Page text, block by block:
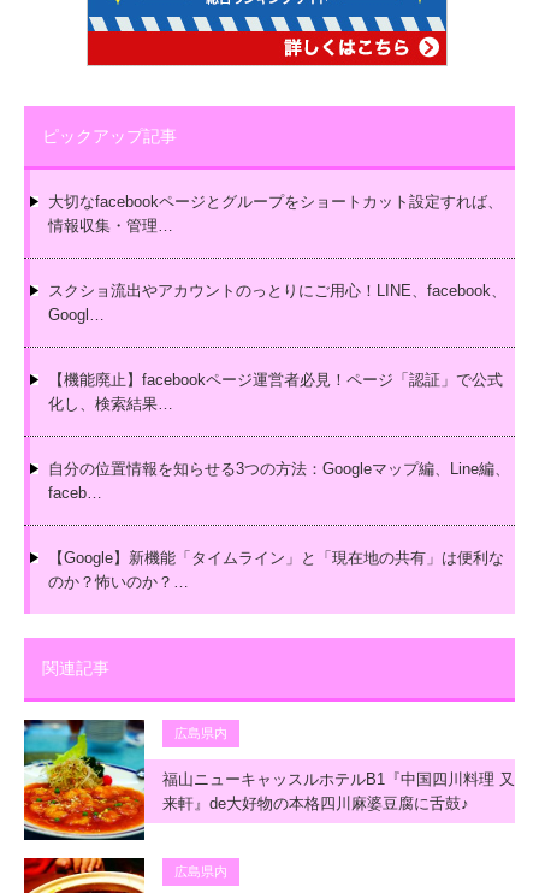
ピックアップ記事
大切なfacebookページとグループをショートカット設定すれば、
情報収集・管理…
スクショ流出やアカウントのっとりにご用心！LINE、facebook、
Googl…
【機能廃止】facebookページ運営者必見！ページ「認証」で公式
化し、検索結果…
自分の位置情報を知らせる3つの方法：Googleマップ編、Line編、
faceb…
【Google】新機能「タイムライン」と「現在地の共有」は便利な
のか？怖いのか？…
関連記事
広島県内
福山ニューキャッスルホテルB1『中国四川料理 又
来軒』de大好物の本格四川麻婆豆腐に舌鼓♪
広島県内